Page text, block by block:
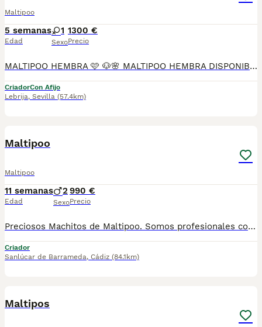
Maltipoo
5 semanas
Edad
1
Sexo
1300 €
Precio
MALTIPOO HEMBRA 🩷 🐶🌸 MALTIPOO HEMBRA DISPONIBLE EN MASCOTAS DEL SUR 🌸🐶 En Mascotas del Sur tenemos disponible una preciosa Maltipoo hembra, criada con mucho cariño, atención personalizada y en un ambiente familiar, donde recibe todos los cuidados necesarios para crecer sana, feliz y bien socializada. Somos un criadero con Núcleo Zoológico autorizado, licencia de apertura y código de explotación, ofreciendo confianza, transparencia y todas las garantías en cada uno de nuestros cachorros. 📍 Ubicados en Sevilla 📞 611 723 226 📸 Instagram: @mimascotasdelsur057 Descubre más fotos y vídeos reales de nuestros cachorros. Nuestra cachorrita se entrega: ✅ Revisada por veterinario. ✅ Con microchip. ✅ Pasaporte y cartilla sanitaria. ✅ Vacunada y desparasitada. ✅ Contrato con garantías víricas y congénitas. 🚚 Realizamos envíos a toda España. (El transporte no está incluido en el precio del cachorro). También ofrecemos: 🏡 Recogida en nuestras instalaciones. 📱 Videollamada antes de la reserva. 🔒 Posibilidad de reserva y pago contrareembolso. 💶 El precio publicado es el precio real. 🐾 Criada con cariño, socialización y atención diaria para que llegue perfectamente adaptada a su nuevo hogar. Solo buscamos familias responsables que le ofrezcan una vida llena de amor y cuidados. #Maltipoo #MaltipooHembra #MaltipooEspaña #CachorroMaltipoo #PerrosDeCompañia #MascotasDelSur057 #MascotasDelSur #CachorrosSevilla #CriaderoAutorizado #NucleoZoologico #PerrosFelices #CachorrosEspaña #AmorAnimal
CriadorCon Afijo
Lebrija, Sevilla (57.4km)
Maltipoo
Maltipoo
11 semanas
Edad
2
Sexo
990 €
Precio
Preciosos Machitos de Maltipoo. Somos profesionales con años de experiencia. Diariamente mimamos y supervisamos a nuestros cachorritos. Entregamos con Revisión Veterinaria, Factura de compra, garantía vírica, formulario de reconocimiento de raza pura, junto con su cartilla de vacunación y desparasitacion al día de la entrega. Hacemos envíos a toda la península y Baleares mediante servicio propio de transporte. Posibilidad de pago contrareembolso. Para más información no dude en contactar con nosotros. TLF: 649297709. Solo atiendo wasap o tlf. Gracias
Criador
Sanlúcar de Barrameda, Cádiz (84.1km)
Maltipos